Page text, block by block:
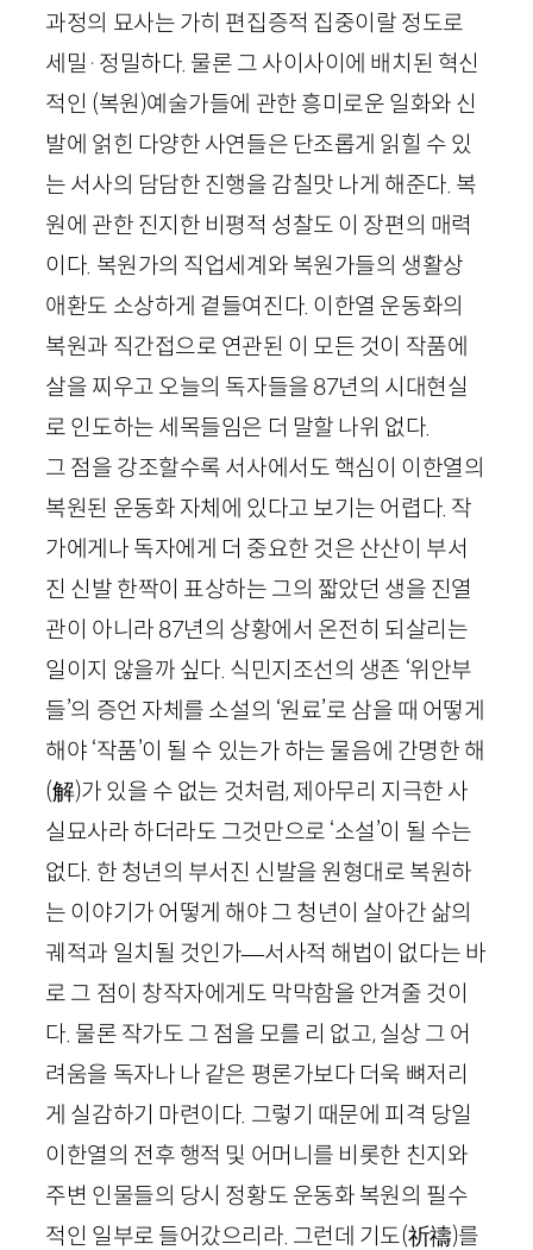
과정의 묘사는 가히 편집증적 집중이랄 정도로
세밀 · 정밀하다. 물론 그 사이사이에 배치된 혁신
적인 (복원)예술가들에 관한 흥미로운 일화와 신
발에 얽힌 다양한 사연들은 단조롭게 읽힐 수 있
는 서사의 담담한 진행을 감칠맛 나게 해준다. 복
원에 관한 진지한 비평적 성찰도 이 장편의 매력
이다. 복원가의 직업세계와 복원가들의 생활상
애환도 소상하게 곁들여진다. 이한열 운동화의
복원과 직간접으로 연관된 이 모든 것이 작품에
살을 찌우고 오늘의 독자들을 87년의 시대현실
로 인도하는 세목들임은 더 말할 나위 없다.
그 점을 강조할수록 서사에서도 핵심이 이한열의
복원된 운동화 자체에 있다고 보기는 어렵다. 작
가에게나 독자에게 더 중요한 것은 산산이 부서
진 신발 한짝이 표상하는 그의 짧았던 생을 진열
관이 아니라 87년의 상황에서 온전히 되살리는
일이지 않을까 싶다. 식민지조선의 생존 ‘위안부
들’의 증언 자체를 소설의 ‘원료’로 삼을 때 어떻게
해야 ‘작품’이 될 수 있는가 하는 물음에 간명한 해
(解)가 있을 수 없는 것처럼, 제아무리 지극한 사
실묘사라 하더라도 그것만으로 ‘소설’이 될 수는
없다. 한 청년의 부서진 신발을 원형대로 복원하
는 이야기가 어떻게 해야 그 청년이 살아간 삶의
궤적과 일치될 것인가—서사적 해법이 없다는 바
로 그 점이 창작자에게도 막막함을 안겨줄 것이
다. 물론 작가도 그 점을 모를 리 없고, 실상 그 어
려움을 독자나 나 같은 평론가보다 더욱 뼈저리
게 실감하기 마련이다. 그렇기 때문에 피격 당일
이한열의 전후 행적 및 어머니를 비롯한 친지와
주변 인물들의 당시 정황도 운동화 복원의 필수
적인 일부로 들어갔으리라. 그런데 기도(祈禱)를